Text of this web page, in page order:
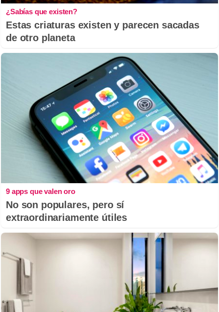
¿Sabías que existen?
Estas criaturas existen y parecen sacadas
de otro planeta
9 apps que valen oro
No son populares, pero sí
extraordinariamente útiles